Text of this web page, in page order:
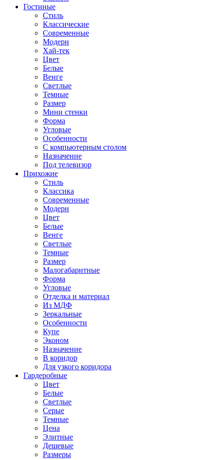
Гостиные
Стиль
Классические
Современные
Модерн
Хай-тек
Цвет
Белые
Венге
Светлые
Темные
Размер
Мини стенки
Форма
Угловые
Особенности
С компьютерным столом
Назначение
Под телевизор
Прихожие
Стиль
Классика
Современные
Модерн
Цвет
Белые
Венге
Светлые
Темные
Размер
Малогабаритные
Форма
Угловые
Отделка и материал
Из МДФ
Зеркальные
Особенности
Купе
Эконом
Назначение
В коридор
Для узкого коридора
Гардеробные
Цвет
Белые
Светлые
Серые
Темные
Цена
Элитные
Дешевые
Размеры